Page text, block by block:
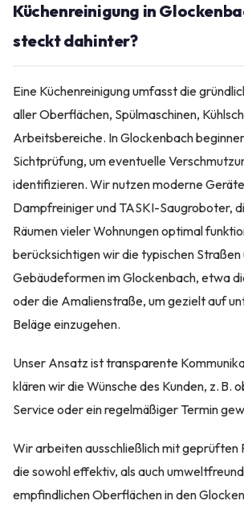
Küchenreinigung in
steckt dahinter?
Eine Küchenreinigung umfasst die
aller Oberflächen, Spülmaschinen,
Arbeitsbereiche. In Glockenbach
Sichtprüfung, um eventuelle
identifizieren. Wir nutzen moderne
Dampfreiniger und TASKI-Saugroboter,
Räumen vieler Wohnungen optimal
berücksichtigen wir die typischen Straßen
Gebäudeformen im Glockenbach, etwa
oder die Amalienstraße, um gezielt auf
Beläge einzugehen.
Unser Ansatz ist transparente
klären wir die Wünsche des Kunden, z. B.
Service oder ein regelmäßiger Termin
Wir arbeiten ausschließlich mit geprüften
die sowohl effektiv, als auch
empfindlichen Oberflächen in den